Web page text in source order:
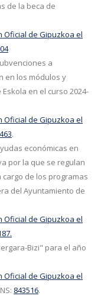
de la beca de
Oficial de Gipuzkoa el
a
en los módulos y
en el curso 2024-
Oficial de Gipuzkoa el
.
económicas en
por la que se regulan
de los programas
del Ayuntamiento de
Oficial de Gipuzkoa el
Bizi" para el año
Oficial de Gipuzkoa el
843516.